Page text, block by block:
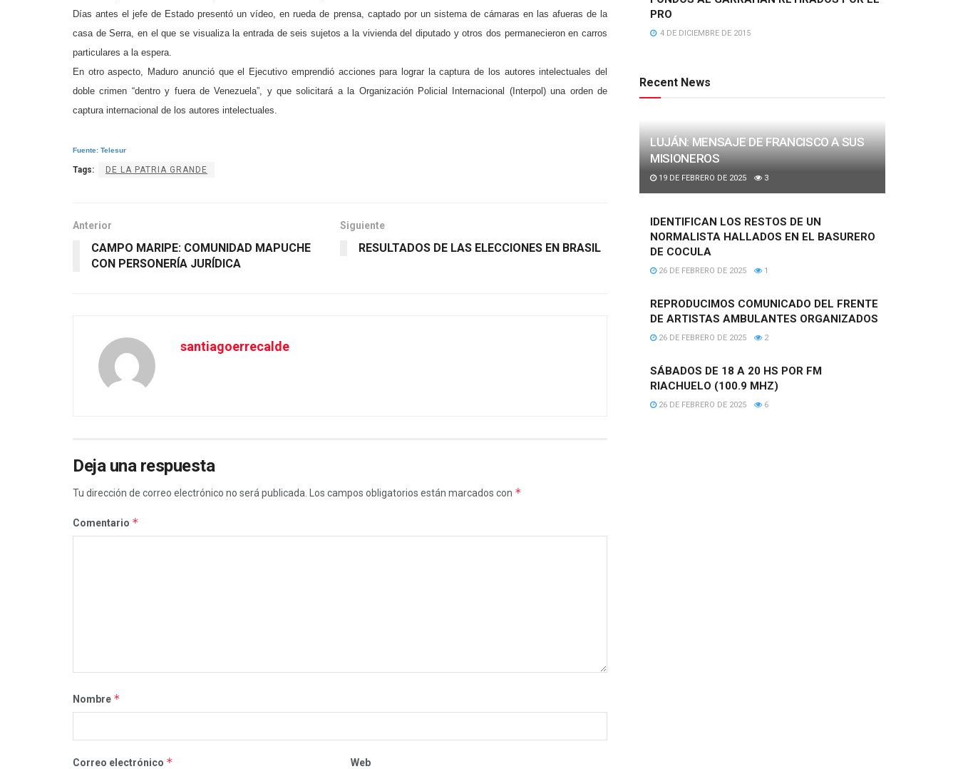
Días antes el jefe de Estado presentó un vídeo, en rueda de prensa, captado por un sistema de cámaras en las afueras de la
casa de Serra, en el que se visualiza la entrada de seis sujetos a la vivienda del diputado y otros dos permanecieron en carros
particulares a la espera.
En otro aspecto, Maduro anunció que el Ejecutivo emprendió acciones para lograr la captura de los autores intelectuales del
doble crimen “dentro y fuera de Venezuela”, y que solicitará a la Organización Policial Internacional (Interpol) una orden de
captura internacional de los autores intelectuales.
Fuente: Telesur
Tags: DE LA PATRIA GRANDE
Anterior
CAMPO MARIPE: COMUNIDAD MAPUCHE
CON PERSONERÍA JURÍDICA
Siguiente
RESULTADOS DE LAS ELECCIONES EN BRASIL
santiagoerrecalde
Deja una respuesta
Tu dirección de correo electrónico no será publicada. Los campos obligatorios están marcados con *
Comentario *
Nombre *
Correo electrónico * Web
PRO
4 DE DICIEMBRE DE 2015
Recent News
LUJÁN: MENSAJE DE FRANCISCO A SUS
MISIONEROS
19 DE FEBRERO DE 2025 3
IDENTIFICAN LOS RESTOS DE UN
NORMALISTA HALLADOS EN EL BASURERO
DE COCULA
26 DE FEBRERO DE 2025 1
REPRODUCIMOS COMUNICADO DEL FRENTE
DE ARTISTAS AMBULANTES ORGANIZADOS
26 DE FEBRERO DE 2025 2
SÁBADOS DE 18 A 20 HS POR FM
RIACHUELO (100.9 MHZ)
26 DE FEBRERO DE 2025 6